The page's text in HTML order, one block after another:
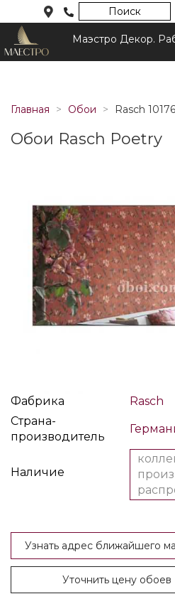
Поиск
Маэстро Декор.
Главная Обои Rasch
Обои Rasch Poetry
Фабрика
Rasch
Страна-
производитель
Наличие
Узнать адрес ближайшего
Уточнить цену обоев